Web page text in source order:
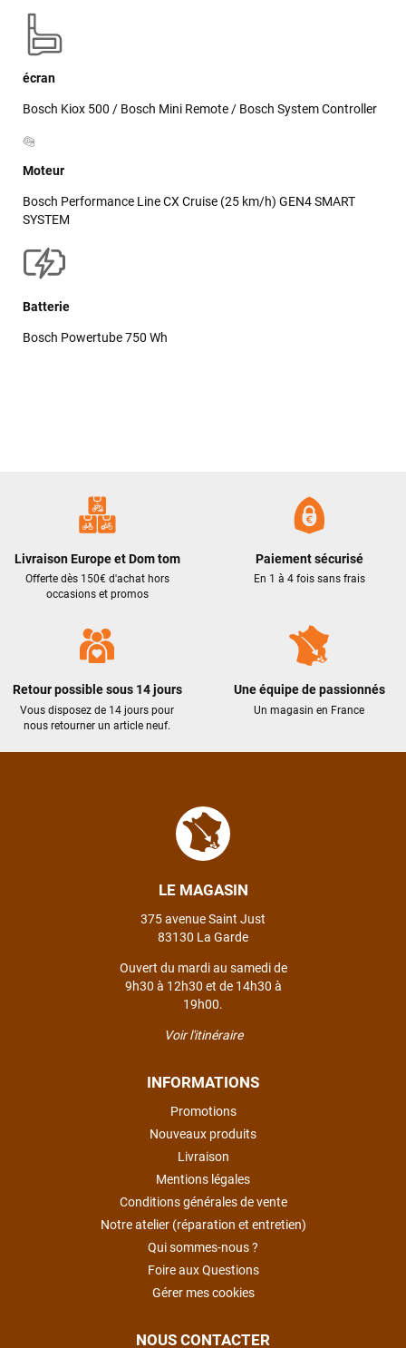
écran
Bosch Kiox 500 / Bosch Mini Remote / Bosch System Controller
Moteur
Bosch Performance Line CX Cruise (25 km/h) GEN4 SMART
SYSTEM
Batterie
Bosch Powertube 750 Wh
Livraison Europe et Dom tom
Offerte dès 150€ d'achat hors
occasions et promos
Paiement sécurisé
En 1 à 4 fois sans frais
Retour possible sous 14 jours
Vous disposez de 14 jours pour
nous retourner un article neuf.
Une équipe de passionnés
Un magasin en France
LE MAGASIN
375 avenue Saint Just
83130 La Garde
Ouvert du mardi au samedi de
9h30 à 12h30 et de 14h30 à
19h00.
Voir l'itinéraire
INFORMATIONS
Promotions
Nouveaux produits
Livraison
Mentions légales
Conditions générales de vente
Notre atelier (réparation et entretien)
Qui sommes-nous ?
Foire aux Questions
Gérer mes cookies
NOUS CONTACTER